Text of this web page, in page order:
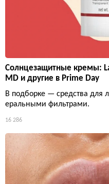
Солнцезащитные кремы:
MD и другие в Prime Day
В подборке — средства для
еральными фильтрами.
16 286